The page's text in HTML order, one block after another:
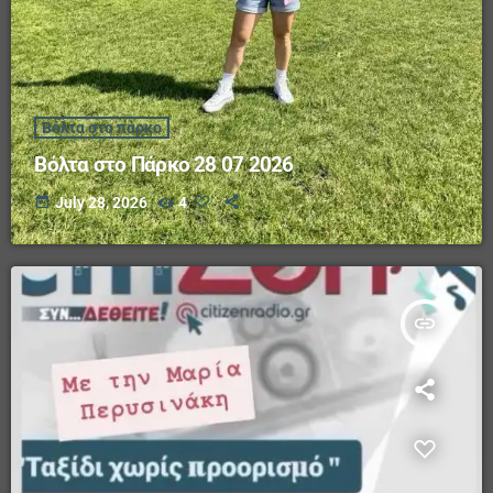
Βόλτα στο πάρκο
Βόλτα στο Πάρκο 28 07 2026
today July 28, 2026 4
insert_link